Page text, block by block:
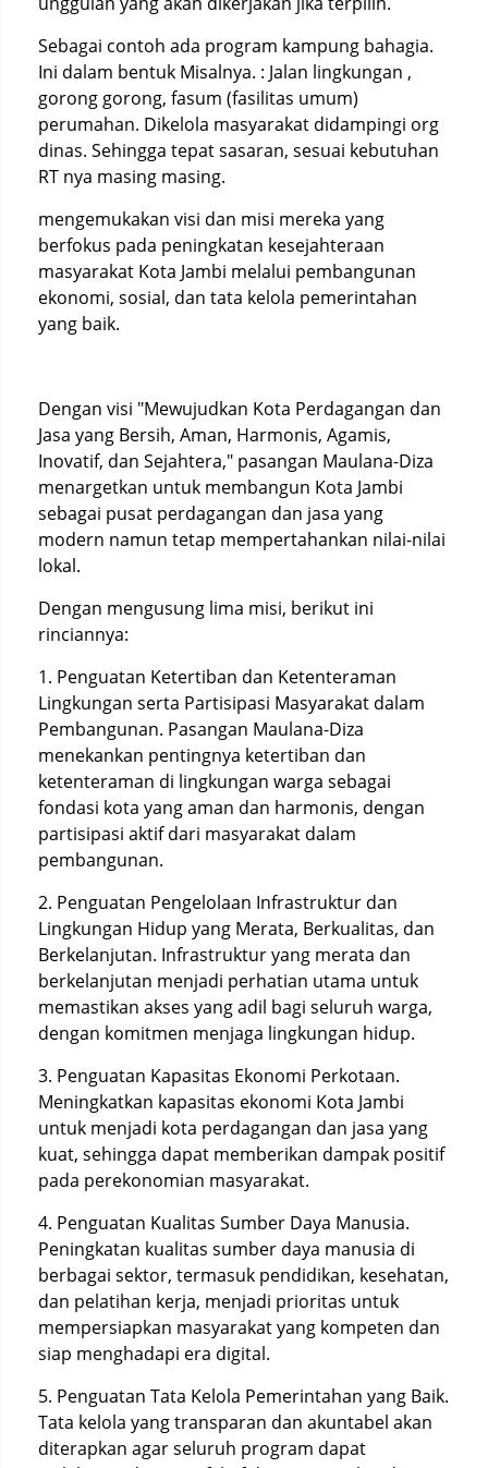
Sebagai contoh ada program kampung bahagia.
Ini dalam bentuk Misalnya. : Jalan lingkungan ,
gorong gorong, fasum (fasilitas umum)
perumahan. Dikelola masyarakat didampingi org
dinas. Sehingga tepat sasaran, sesuai kebutuhan
RT nya masing masing.
mengemukakan visi dan misi mereka yang
berfokus pada peningkatan kesejahteraan
masyarakat Kota Jambi melalui pembangunan
ekonomi, sosial, dan tata kelola pemerintahan
yang baik.
Dengan visi "Mewujudkan Kota Perdagangan dan
Jasa yang Bersih, Aman, Harmonis, Agamis,
Inovatif, dan Sejahtera," pasangan Maulana-Diza
menargetkan untuk membangun Kota Jambi
sebagai pusat perdagangan dan jasa yang
modern namun tetap mempertahankan nilai-nilai
lokal.
Dengan mengusung lima misi, berikut ini
rinciannya:
1. Penguatan Ketertiban dan Ketenteraman
Lingkungan serta Partisipasi Masyarakat dalam
Pembangunan. Pasangan Maulana-Diza
menekankan pentingnya ketertiban dan
ketenteraman di lingkungan warga sebagai
fondasi kota yang aman dan harmonis, dengan
partisipasi aktif dari masyarakat dalam
pembangunan.
2. Penguatan Pengelolaan Infrastruktur dan
Lingkungan Hidup yang Merata, Berkualitas, dan
Berkelanjutan. Infrastruktur yang merata dan
berkelanjutan menjadi perhatian utama untuk
memastikan akses yang adil bagi seluruh warga,
dengan komitmen menjaga lingkungan hidup.
3. Penguatan Kapasitas Ekonomi Perkotaan.
Meningkatkan kapasitas ekonomi Kota Jambi
untuk menjadi kota perdagangan dan jasa yang
kuat, sehingga dapat memberikan dampak positif
pada perekonomian masyarakat.
4. Penguatan Kualitas Sumber Daya Manusia.
Peningkatan kualitas sumber daya manusia di
berbagai sektor, termasuk pendidikan, kesehatan,
dan pelatihan kerja, menjadi prioritas untuk
mempersiapkan masyarakat yang kompeten dan
siap menghadapi era digital.
5. Penguatan Tata Kelola Pemerintahan yang Baik.
Tata kelola yang transparan dan akuntabel akan
diterapkan agar seluruh program dapat